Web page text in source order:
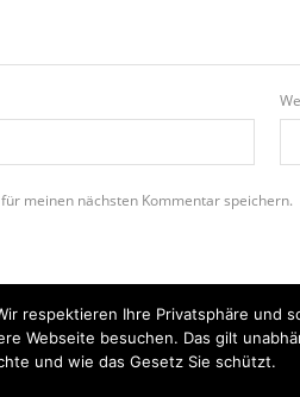
meinen nächsten Kommentar speichern.
Bilder
Kontakt
respektieren Ihre Privatsphäre und
Webseite besuchen. Das gilt
und wie das Gesetz Sie schützt.